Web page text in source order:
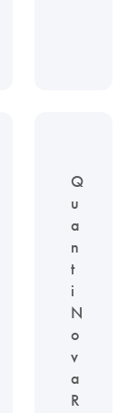
Q
u
a
n
t
i
N
o
v
a
R